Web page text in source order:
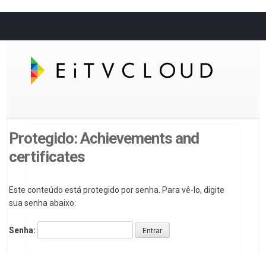
Protegido: Achievements and
certificates
Este conteúdo está protegido por senha. Para vê-lo, digite
sua senha abaixo:
Senha: